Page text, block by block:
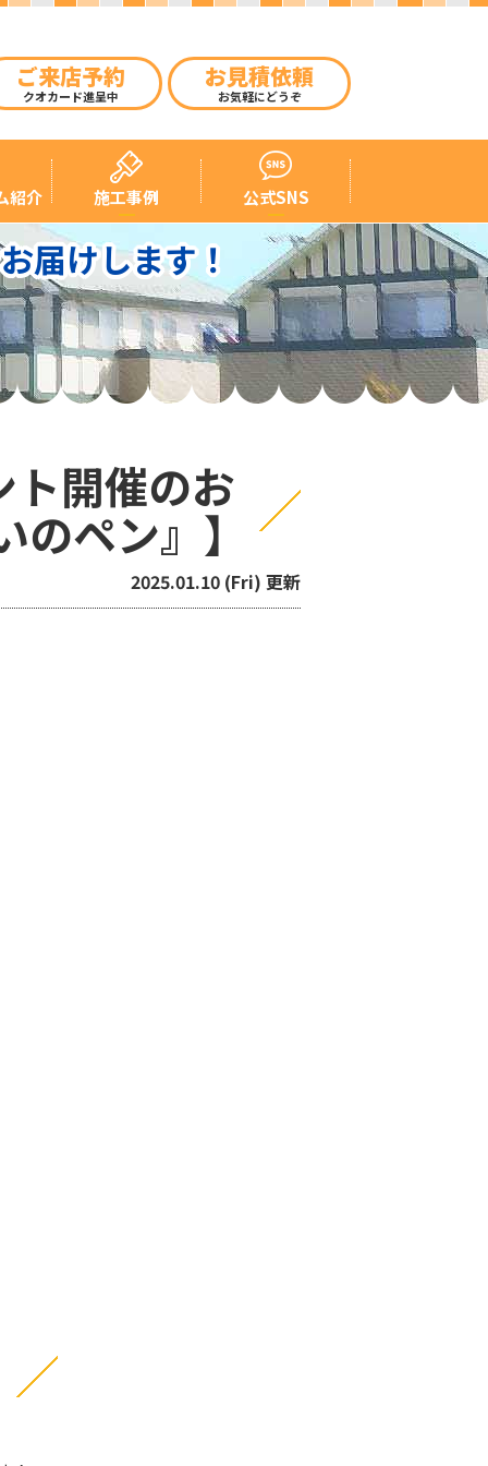
ご来店予約
クオカード進呈中
お見積依頼
お気軽にどうぞ
紹介 施工事例 公式SNS
届けします！
開催のお
ペン』】
2025.01.10 (Fri) 更新